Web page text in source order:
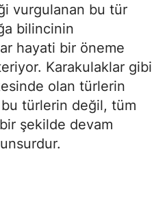
vurgulanan bu tür
bilincinin
hayati bir öneme
Karakulaklar gibi
olan türlerin
bu türlerin değil, tüm
şekilde devam